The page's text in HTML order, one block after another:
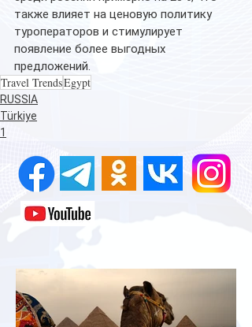
также влияет на ценовую политику
туроператоров и стимулирует
появление более выгодных
предложений.
Travel TrendsEgypt
RUSSIA
Türkiye
1